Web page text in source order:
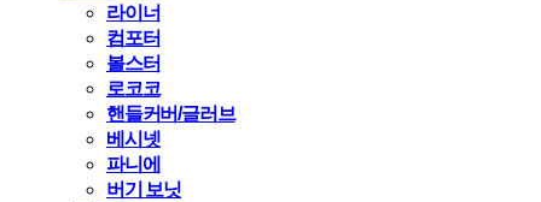
라이너
컴포터
볼스터
로코코
핸들커버/글러브
베시넷
파니에
버기 보닛